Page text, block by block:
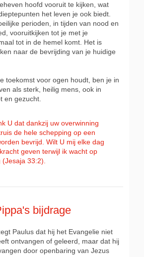
hoofd vooruit te kijken, wat
het leven je ook biedt.
perioden, in tijden van nood en
vooruitkijken tot je met je
tot in de hemel komt. Het is
naar de bevrijding van je huidige
toekomst voor ogen houdt, ben je in
als sterk, heilig mens, ook in
en gezucht.
U dat dankzij uw overwinning
de hele schepping op een
bevrijd. Wilt U mij elke dag
geven terwijl ik wacht op
(Jesaja 33:2).
bijdrage
Paulus dat hij het Evangelie niet
ontvangen of geleerd, maar dat hij
door openbaring van Jezus